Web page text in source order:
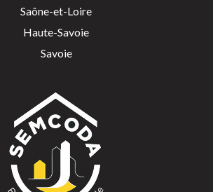
Saône-et-Loire
Haute-Savoie
Savoie